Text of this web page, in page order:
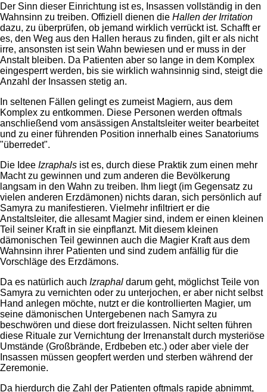
Der Sinn dieser Einrichtung ist es, Insassen vollständig in den
Wahnsinn zu treiben. Offiziell dienen die Hallen der Irritation
dazu, zu überprüfen, ob jemand wirklich verrückt ist. Schafft er
es, den Weg aus den Hallen heraus zu finden, gilt er als nicht
irre, ansonsten ist sein Wahn bewiesen und er muss in der
Anstalt bleiben. Da Patienten aber so lange in dem Komplex
eingesperrt werden, bis sie wirklich wahnsinnig sind, steigt die
Anzahl der Insassen stetig an.
In seltenen Fällen gelingt es zumeist Magiern, aus dem
Komplex zu entkommen. Diese Personen werden oftmals
anschließend vom ansässigen Anstaltsleiter weiter bearbeitet
und zu einer führenden Position innerhalb eines Sanatoriums
"überredet".
Die Idee Izraphals ist es, durch diese Praktik zum einen mehr
Macht zu gewinnen und zum anderen die Bevölkerung
langsam in den Wahn zu treiben. Ihm liegt (im Gegensatz zu
vielen anderen Erzdämonen) nichts daran, sich persönlich auf
Samyra zu manifestieren. Vielmehr infiltriert er die
Anstaltsleiter, die allesamt Magier sind, indem er einen kleinen
Teil seiner Kraft in sie einpflanzt. Mit diesem kleinen
dämonischen Teil gewinnen auch die Magier Kraft aus dem
Wahnsinn ihrer Patienten und sind zudem anfällig für die
Vorschläge des Erzdämons.
Da es natürlich auch Izraphal darum geht, möglichst Teile von
Samyra zu vernichten oder zu unterjochen, er aber nicht selbst
Hand anlegen möchte, nutzt er die kontrollierten Magier, um
seine dämonischen Untergebenen nach Samyra zu
beschwören und diese dort freizulassen. Nicht selten führen
diese Rituale zur Vernichtung der Irrenanstalt durch mysteriöse
Umstände (Großbrände, Erdbeben etc.) oder aber viele der
Insassen müssen geopfert werden und sterben während der
Zeremonie.
Da hierdurch die Zahl der Patienten oftmals rapide abnimmt,